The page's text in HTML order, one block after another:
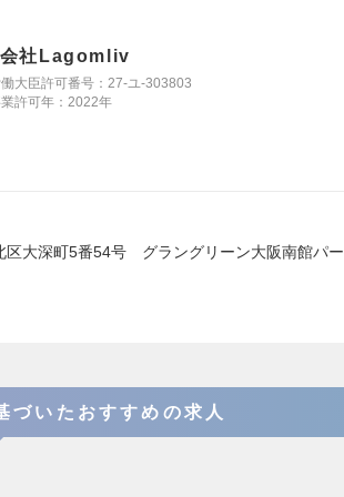
社Lagomliv
大臣許可番号：27-ユ-303803
許可年：2022年
大深町5番54号 グラングリーン大阪南館パー
づいたおすすめの求人